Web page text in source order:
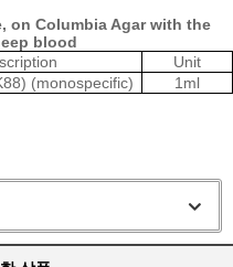
on Columbia Agar with the
blood
Unit
(monospecific) 1ml